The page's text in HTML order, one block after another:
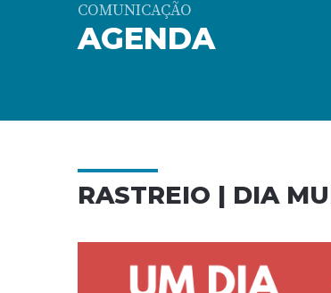
COMUNICAÇÃO
AGENDA
RASTREIO | DIA